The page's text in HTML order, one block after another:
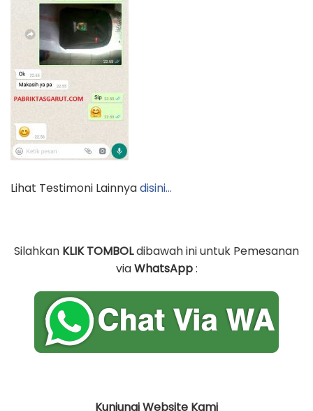
Lihat Testimoni Lainnyadisini…
Silahkan KLIK TOMBOLdibawah ini untuk Pemesanan
viaWhatsApp:
Kunjungi Website Kami